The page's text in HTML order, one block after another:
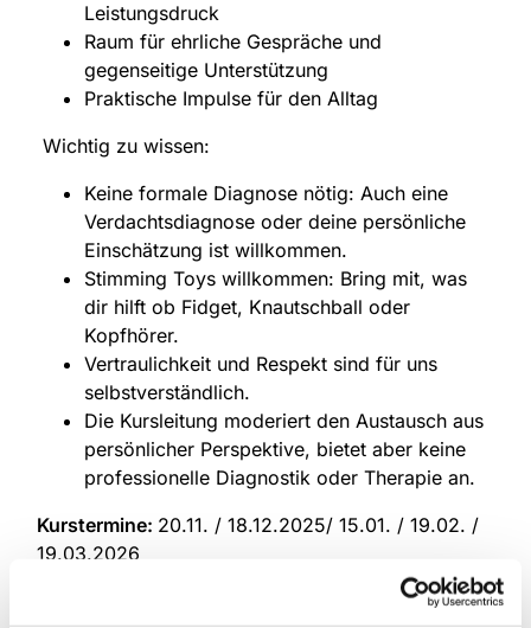
Leistungsdruck
Raum für ehrliche Gespräche und
gegenseitige Unterstützung
Praktische Impulse für den Alltag
Wichtig zu wissen:
Keine formale Diagnose nötig: Auch eine
Verdachtsdiagnose oder deine persönliche
Einschätzung ist willkommen.
Stimming Toys willkommen: Bring mit, was
dir hilft ob Fidget, Knautschball oder
Kopfhörer.
Vertraulichkeit und Respekt sind für uns
selbstverständlich.
Die Kursleitung moderiert den Austausch aus
persönlicher Perspektive, bietet aber keine
professionelle Diagnostik oder Therapie an.
Kurstermine: 20.11. / 18.12.2025/ 15.01. / 19.02. /
19.03.2026